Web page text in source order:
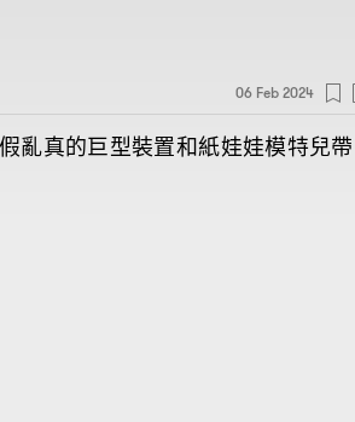
06 Feb 2024
亂真的巨型裝置和紙娃娃模特兒帶